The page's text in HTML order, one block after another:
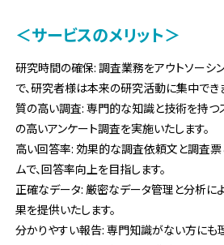
＜サービスのメリット＞
研究時間の確保: 調査業務をアウトソーシ
で、研究者様は本来の研究活動に集中でき
質の高い調査: 専門的な知識と技術を持つ
の高いアンケート調査を実施いたします。
高い回答率: 効果的な調査依頼文と調査票
ムで、回答率向上を目指します。
正確なデータ: 厳密なデータ管理と分析に
果を提供いたします。
分かりやすい報告: 専門知識がない方にも